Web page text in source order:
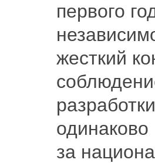
первого
жесткий
одинаково
за